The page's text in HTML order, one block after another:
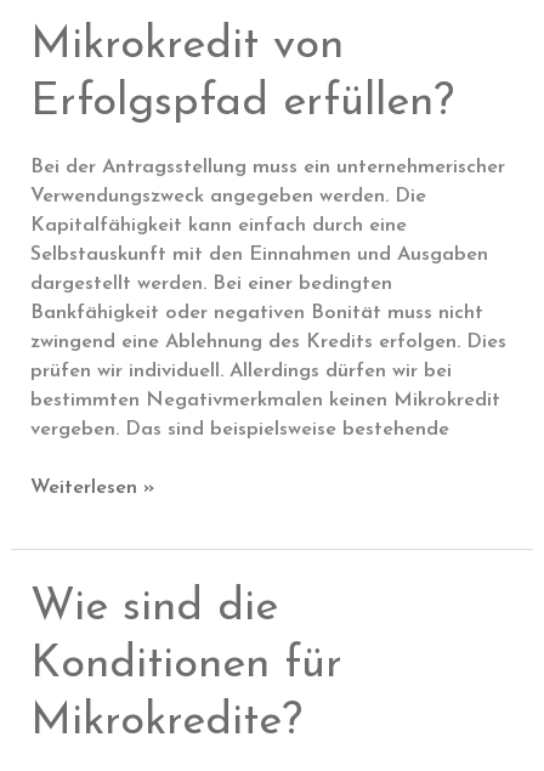
Mikrokredit von
Erfolgspfad erfüllen?
Bei der Antragsstellung muss ein unternehmerischer
Verwendungszweck angegeben werden. Die
Kapitalfähigkeit kann einfach durch eine
Selbstauskunft mit den Einnahmen und Ausgaben
dargestellt werden. Bei einer bedingten
Bankfähigkeit oder negativen Bonität muss nicht
zwingend eine Ablehnung des Kredits erfolgen. Dies
prüfen wir individuell. Allerdings dürfen wir bei
bestimmten Negativmerkmalen keinen Mikrokredit
vergeben. Das sind beispielsweise bestehende
Welche
muss
für
Mikrokredit
Erfolgspfad
Weiterlesen »
Wie sind die
Konditionen für
Mikrokredite?